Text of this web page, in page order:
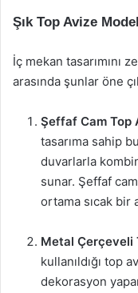
Şık Top Avize
İç mekan tasarımını
arasında şunlar öne
Şeffaf Cam Top
tasarıma sahip
duvarlarla
sunar. Şeffaf
ortama sıcak bir
Metal Çerçeveli
kullanıldığı top
dekorasyon